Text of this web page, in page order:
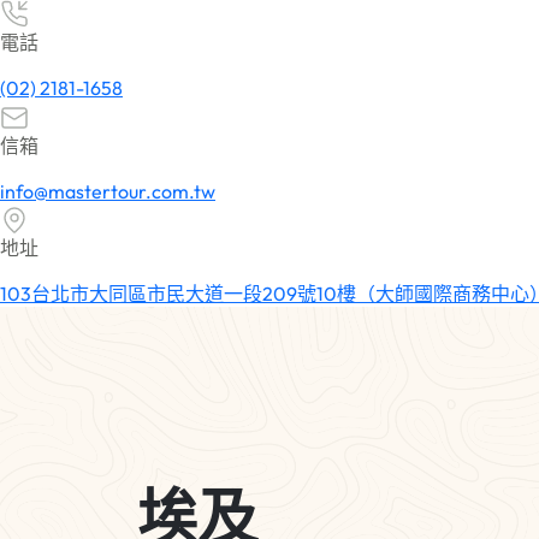
電話
(02) 2181-1658
信箱
info@mastertour.com.tw
地址
103台北市大同區市民大道一段209號10樓（大師國際商務中心
埃及